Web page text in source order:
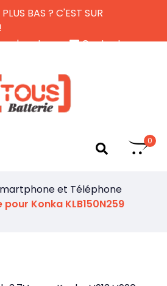
BAS ? C'EST SUR
de retour
Contactez-nous
0
et Téléphone
Konka KLB150N259